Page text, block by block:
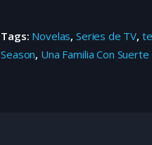
Tags: Novelas, Series de TV,
Season, Una Familia Con Suerte